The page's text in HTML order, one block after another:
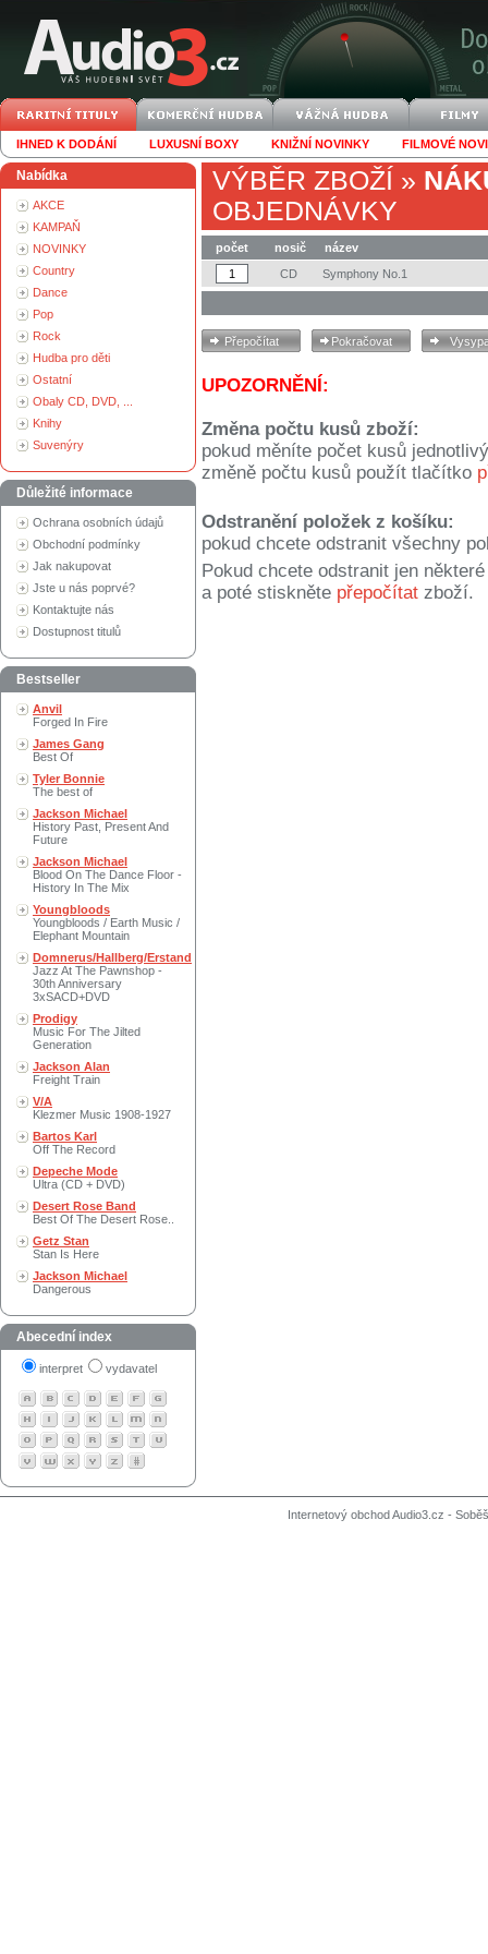
IHNED K DODÁNÍ LUXUSNÍ BOXY KNIŽNÍ NOVINKY FILMOVÉ
Nabídka
AKCE
KAMPAŇ
NOVINKY
Country
Dance
Pop
Rock
Hudba pro děti
Ostatní
Obaly CD, DVD, ...
Knihy
Suvenýry
Důležité informace
Ochrana osobních údajů
Obchodní podmínky
Jak nakupovat
Jste u nás poprvé?
Kontaktujte nás
Dostupnost titulů
Bestseller
Anvil
Forged In Fire
James Gang
Best Of
Tyler Bonnie
The best of
Jackson Michael
History Past, Present And
Future
Jackson Michael
Blood On The Dance Floor -
History In The Mix
Youngbloods
Youngbloods / Earth Music /
Elephant Mountain
Domnerus/Hallberg/Erstand
Jazz At The Pawnshop -
30th Anniversary
3xSACD+DVD
Prodigy
Music For The Jilted
Generation
Jackson Alan
Freight Train
V/A
Klezmer Music 1908-1927
Bartos Karl
Off The Record
Depeche Mode
Ultra (CD + DVD)
Desert Rose Band
Best Of The Desert Rose..
Getz Stan
Stan Is Here
Jackson Michael
Dangerous
Abecední index
interpret vydavatel
VÝBĚR ZBOŽÍ »
OBJEDNÁVKY
počet nosič
název
CD
Symphony No.1
UPOZORNĚNÍ:
Změna počtu kusů zboží:
pokud měníte počet kusů
změně počtu kusů použít tlačítko
Odstranění položek z košíku:
pokud chcete odstranit všechny
Pokud chcete odstranit jen
a poté stiskněte přepočítat zboží.
Internetový obchod Audio3.cz -